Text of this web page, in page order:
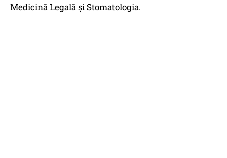
Medicină Legală și Stomatologia.